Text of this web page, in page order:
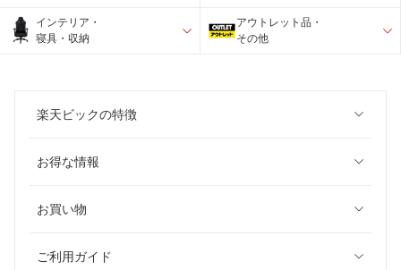
インテリア・
寝具・収納
アウトレット品・
その他
楽天ビックの特徴
お得な情報
お買い物
ご利用ガイド